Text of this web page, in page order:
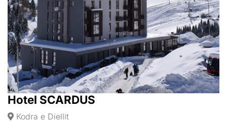
Hotel SCARDUS
Kodra e Diellit